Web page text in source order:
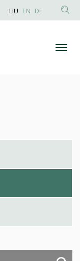
HU EN DE